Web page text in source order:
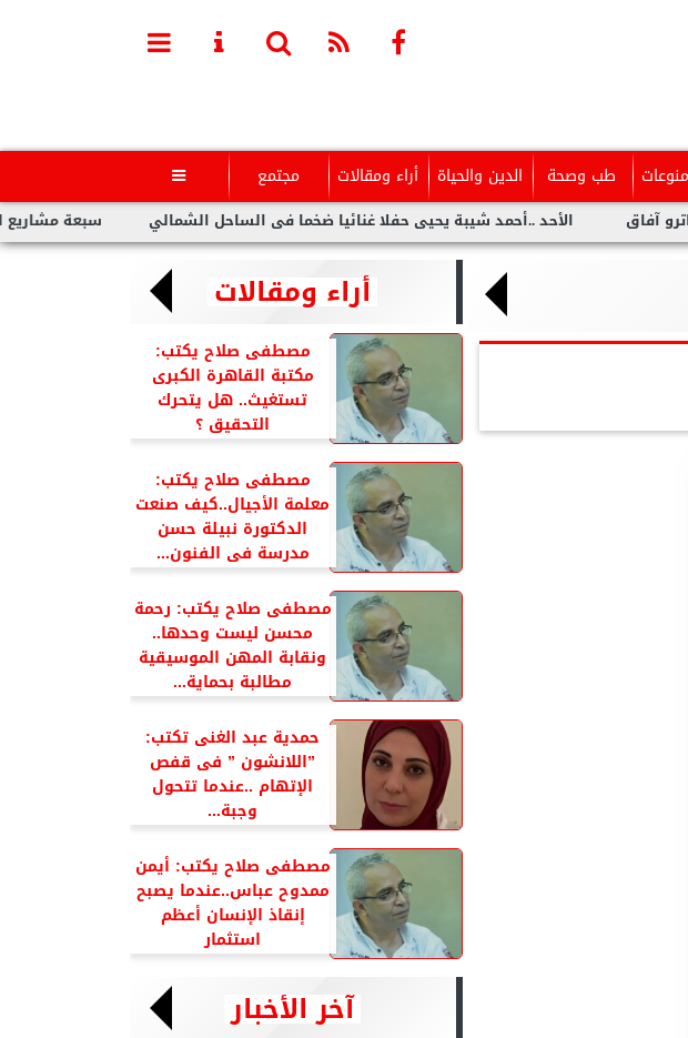
طب وصحة الدين والحياة أراء ومقالات مجتمع 
سبعة مشاريع الأحد ..أحمد شيبة يحيى حفلا غنائيا ضخما فى الساحل الشمالي
أراء ومقالات
مصطفى صلاح يكتب:
مكتبة القاهرة الكبرى
تستغيث.. هل يتحرك
التحقيق ؟
مصطفى صلاح يكتب:
معلمة الأجيال..كيف صنعت
الدكتورة نبيلة حسن
مدرسة فى الفنون...
مصطفى صلاح يكتب: رحمة
محسن ليست وحدها..
ونقابة المهن الموسيقية
مطالبة بحماية...
حمدية عبد الغنى تكتب:
”اللانشون ” فى قفص
الإتهام ..عندما تتحول
وجبة...
مصطفى صلاح يكتب: أيمن
ممدوح عباس..عندما يصبح
إنقاذ الإنسان أعظم
استثمار
آخر الأخبار